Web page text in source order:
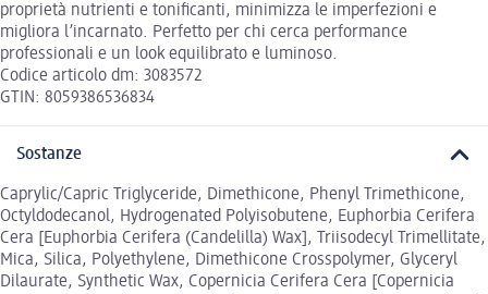
proprietà nutrienti e tonificanti, minimizza le imperfezioni e
migliora l’incarnato. Perfetto per chi cerca performance
professionali e un look equilibrato e luminoso.
Codice articolo dm: 3083572
GTIN: 8059386536834
Sostanze
Caprylic/Capric Triglyceride, Dimethicone, Phenyl Trimethicone,
Octyldodecanol, Hydrogenated Polyisobutene, Euphorbia Cerifera
Cera [Euphorbia Cerifera (Candelilla) Wax], Triisodecyl Trimellitate,
Mica, Silica, Polyethylene, Dimethicone Crosspolymer, Glyceryl
Dilaurate, Synthetic Wax, Copernicia Cerifera Cera [Copernicia